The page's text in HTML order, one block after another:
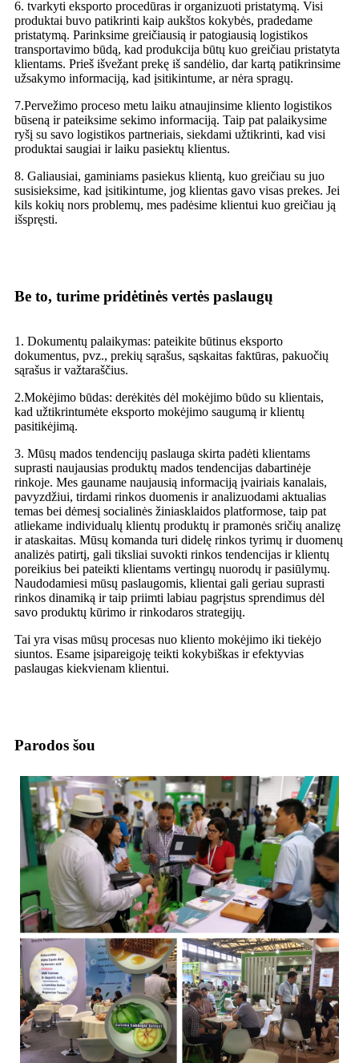
6. tvarkyti eksporto procedūras ir organizuoti pristatymą. Visi
produktai buvo patikrinti kaip aukštos kokybės, pradedame
pristatymą. Parinksime greičiausią ir patogiausią logistikos
transportavimo būdą, kad produkcija būtų kuo greičiau pristatyta
klientams. Prieš išvežant prekę iš sandėlio, dar kartą patikrinsime
užsakymo informaciją, kad įsitikintume, ar nėra spragų.
7.Pervežimo proceso metu laiku atnaujinsime kliento logistikos
būseną ir pateiksime sekimo informaciją. Taip pat palaikysime
ryšį su savo logistikos partneriais, siekdami užtikrinti, kad visi
produktai saugiai ir laiku pasiektų klientus.
8. Galiausiai, gaminiams pasiekus klientą, kuo greičiau su juo
susisieksime, kad įsitikintume, jog klientas gavo visas prekes. Jei
kils kokių nors problemų, mes padėsime klientui kuo greičiau ją
išspręsti.
Be to, turime pridėtinės vertės paslaugų
1. Dokumentų palaikymas: pateikite būtinus eksporto
dokumentus, pvz., prekių sąrašus, sąskaitas faktūras, pakuočių
sąrašus ir važtaraščius.
2.Mokėjimo būdas: derėkitės dėl mokėjimo būdo su klientais,
kad užtikrintumėte eksporto mokėjimo saugumą ir klientų
pasitikėjimą.
3. Mūsų mados tendencijų paslauga skirta padėti klientams
suprasti naujausias produktų mados tendencijas dabartinėje
rinkoje. Mes gauname naujausią informaciją įvairiais kanalais,
pavyzdžiui, tirdami rinkos duomenis ir analizuodami aktualias
temas bei dėmesį socialinės žiniasklaidos platformose, taip pat
atliekame individualų klientų produktų ir pramonės sričių analizę
ir ataskaitas. Mūsų komanda turi didelę rinkos tyrimų ir duomenų
analizės patirtį, gali tiksliai suvokti rinkos tendencijas ir klientų
poreikius bei pateikti klientams vertingų nuorodų ir pasiūlymų.
Naudodamiesi mūsų paslaugomis, klientai gali geriau suprasti
rinkos dinamiką ir taip priimti labiau pagrįstus sprendimus dėl
savo produktų kūrimo ir rinkodaros strategijų.
Tai yra visas mūsų procesas nuo kliento mokėjimo iki tiekėjo
siuntos. Esame įsipareigoję teikti kokybiškas ir efektyvias
paslaugas kiekvienam klientui.
Parodos šou